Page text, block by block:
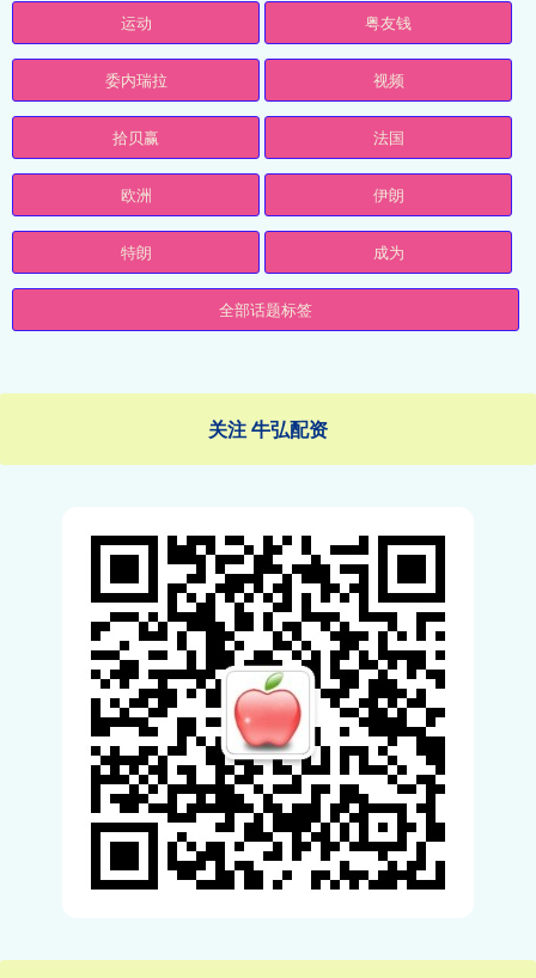
运动 粤友钱
委内瑞拉 视频
拾贝赢 法国
欧洲 伊朗
特朗 成为
全部话题标签
关注 牛弘配资